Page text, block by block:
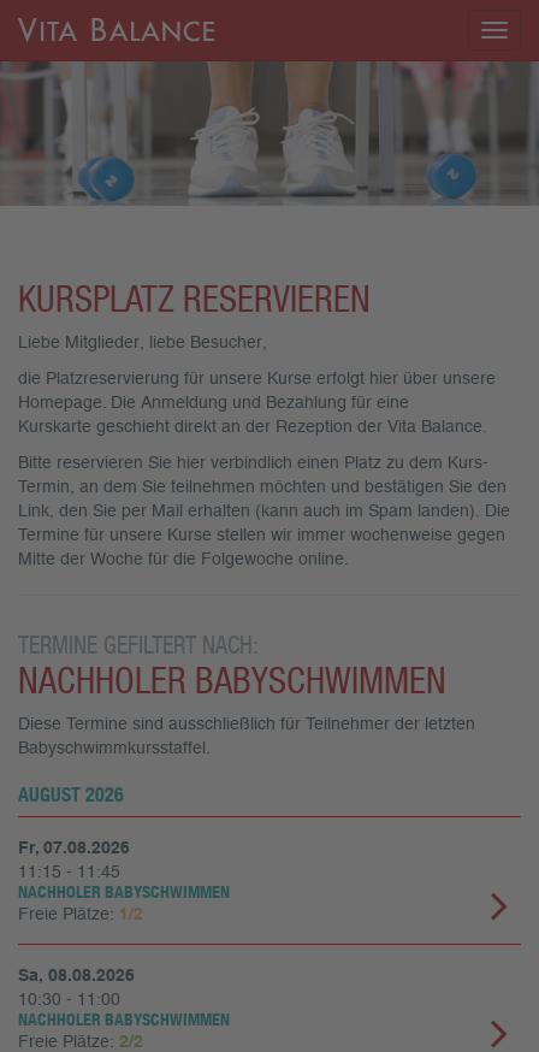
KURSPLATZ RESERVIEREN
Liebe Mitglieder, liebe Besucher,
die Platzreservierung für unsere Kurse erfolgt hier über unsere
Homepage. Die Anmeldung und Bezahlung für eine
Kurskarte geschieht direkt an der Rezeption der Vita Balance.
Bitte reservieren Sie hier verbindlich einen Platz zu dem Kurs-
Termin, an dem Sie teilnehmen möchten und bestätigen Sie den
Link, den Sie per Mail erhalten (kann auch im Spam landen). Die
Termine für unsere Kurse stellen wir immer wochenweise gegen
Mitte der Woche für die Folgewoche online.
TERMINE GEFILTERT NACH:
NACHHOLER BABYSCHWIMMEN
Diese Termine sind ausschließlich für Teilnehmer der letzten
Babyschwimmkursstaffel.
AUGUST 2026
Fr, 07.08.2026
11:15 - 11:45
NACHHOLER BABYSCHWIMMEN
Freie Plätze: 1/2
Sa, 08.08.2026
10:30 - 11:00
NACHHOLER BABYSCHWIMMEN
Freie Plätze: 2/2